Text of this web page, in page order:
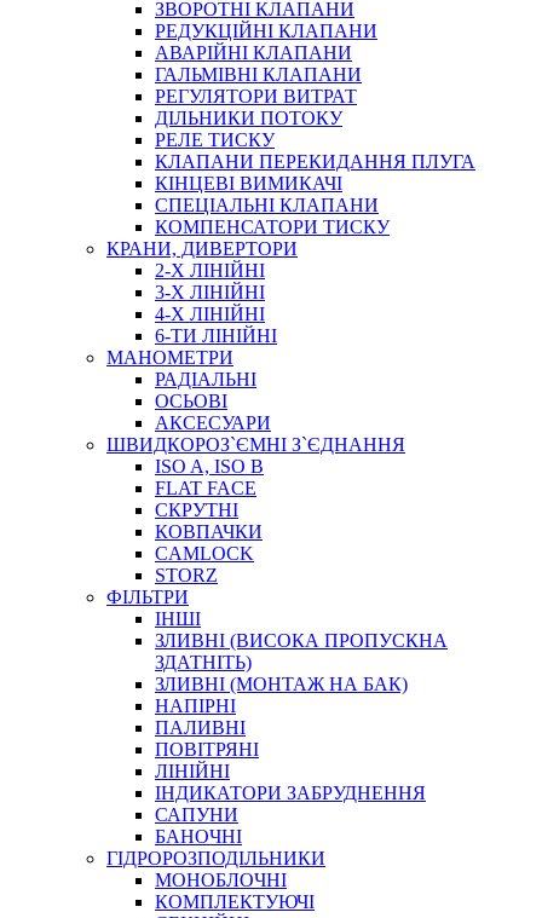
ЧЕРВ`ЯЧНІ
ПРУЖИННІ
НЕЙЛОНОВІ
ПРОРЕЗИНЕНІ
АВТОТОВАРИ
АВТОХІМІЯ
ДОМКРАТИ
НАБОРИ ЗАПОБІЖНИКІВ, КЛЕМ, АКСЕСУАРІВ
НАСОСИ, КОМПРЕСОРИ, МАНОМЕТРИ
ПАСТА, АНТИСЕПТИК
ІНСТРУМЕНТ
САДОВИЙ ІНВЕНТАР
ЕЛЕКТРИЧНІ ПРИЛАДИ
ПАЛЬНИКИ, ПАЯЛЬНИКИ, ПАЯЛЬНІ ЛАМПИ
ІНСТРУМЕНТИ ДЛЯ ЕЛЕКТРИКА
ЕЛЕКТРОІНСТРУМЕНТИ
ЗАМКИ І КОМПЛЕКТУЮЧІ
ІНСТРУМЕНТИ ДЛЯ ЗВАРЮВАННЯ, АКСЕСУАРИ
ЗВОРОТНІ КЛАПАНИ
РЕДУКЦІЙНІ КЛАПАНИ
АВАРІЙНІ КЛАПАНИ
ГАЛЬМІВНІ КЛАПАНИ
РЕГУЛЯТОРИ ВИТРАТ
ДІЛЬНИКИ ПОТОКУ
РЕЛЕ ТИСКУ
КЛАПАНИ ПЕРЕКИДАННЯ ПЛУГА
КІНЦЕВІ ВИМИКАЧІ
СПЕЦІАЛЬНІ КЛАПАНИ
КОМПЕНСАТОРИ ТИСКУ
КРАНИ, ДИВЕРТОРИ
2-Х ЛІНІЙНІ
3-Х ЛІНІЙНІ
4-Х ЛІНІЙНІ
6-ТИ ЛІНІЙНІ
МАНОМЕТРИ
РАДІАЛЬНІ
ОСЬОВІ
АКСЕСУАРИ
ШВИДКОРОЗ`ЄМНІ З`ЄДНАННЯ
ISO A, ISO B
FLAT FACE
СКРУТНІ
КОВПАЧКИ
CAMLOCK
STORZ
ФІЛЬТРИ
ІНШІ
ЗЛИВНІ (ВИСОКА ПРОПУСКНА
ЗДАТНІТЬ)
ЗЛИВНІ (МОНТАЖ НА БАК)
НАПІРНІ
ПАЛИВНІ
ПОВІТРЯНІ
ЛІНІЙНІ
ІНДИКАТОРИ ЗАБРУДНЕННЯ
САПУНИ
БАНОЧНІ
ГІДРОРОЗПОДІЛЬНИКИ
МОНОБЛОЧНІ
КОМПЛЕКТУЮЧІ